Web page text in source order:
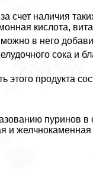
счет наличия
кислота,
в него
сока и
продукта
пуринов в
и желчнокаменная